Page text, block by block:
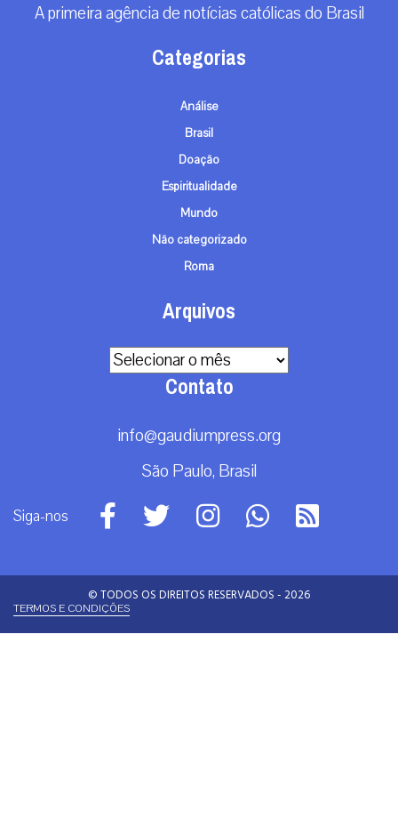
A primeira agência de notícias católicas do Brasil
Categorias
Análise
Brasil
Doação
Espiritualidade
Mundo
Não categorizado
Roma
Arquivos
Arquivos
Contato
info@gaudiumpress.org
São Paulo, Brasil
Siga-nos
© TODOS OS DIREITOS RESERVADOS - 2026
TERMOS E CONDIÇÕES